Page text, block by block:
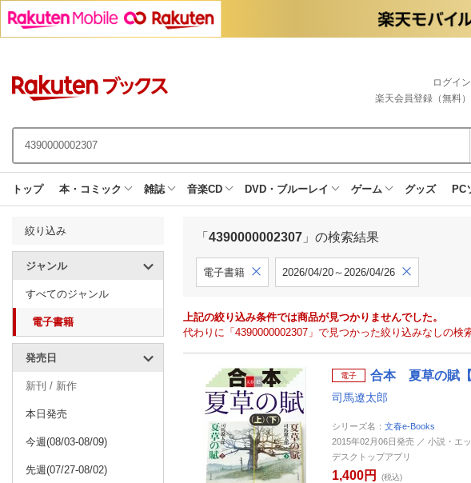
ログイン
楽天会員登録（無料）
トップ 本・コミック 雑誌 音楽CD DVD・ブルーレイ ゲーム グッズ PC
絞り込み
ジャンル
すべてのジャンル
電子書籍
発売日
新刊 / 新作
本日発売
今週(08/03-08/09)
先週(07/27-08/02)
「 4390000002307 」の検索結果
電子書籍 2026/04/20～2026/04/26
上記の絞り込み条件では商品が見つかりませんでした。
代わりに「4390000002307」で見つかった絞り込みなしの検
電子 合本 夏草の賦
司馬遼太郎
シリーズ名： 文春e-Books
2015年02月06日発売 ／ 小説・エ
デスクトップアプリ
1,400円 (税込)